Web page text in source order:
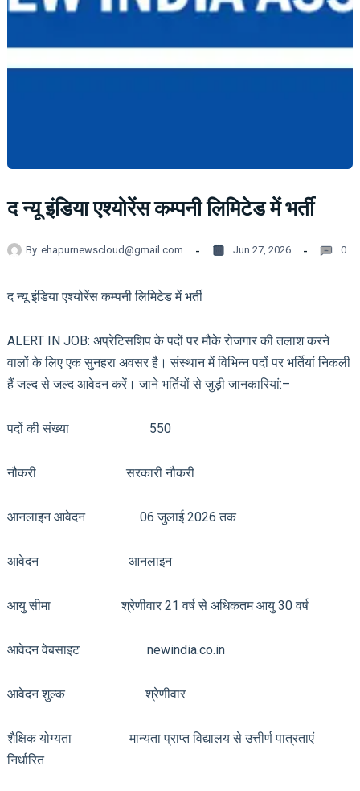
द न्यू इंडिया एश्योरेंस कम्पनी लिमिटेड में भर्ती
By ehapurnewscloud@gmail.com Jun 27, 2026 0
द न्यू इंडिया एश्योरेंस कम्पनी लिमिटेड में भर्ती
ALERT IN JOB: अप्रेटिसशिप के पदों पर मौके रोजगार की तलाश करने
वालों के लिए एक सुनहरा अवसर है। संस्थान में विभिन्न पदों पर भर्तियां निकली
हैं जल्द से जल्द आवेदन करें। जाने भर्तियों से जुड़ी जानकारियां:–
पदों की संख्या 550
नौकरी सरकारी नौकरी
आनलाइन आवेदन 06 जुलाई 2026 तक
आवेदन आनलाइन
आयु सीमा श्रेणीवार 21 वर्ष से अधिकतम आयु 30 वर्ष
आवेदन वेबसाइट newindia.co.in
आवेदन शुल्क श्रेणीवार
शैक्षिक योग्यता मान्यता प्राप्त विद्यालय से उत्तीर्ण पात्रताएं
निर्धारित